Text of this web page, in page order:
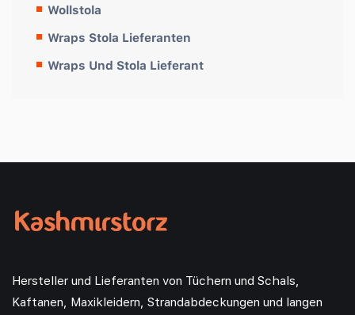
Wollstola
Wraps Stola Lieferanten
Wraps Und Stola Lieferant
Hersteller und Lieferanten von Tüchern und Schals,
Kaftanen, Maxikleidern, Strandabdeckungen und langen